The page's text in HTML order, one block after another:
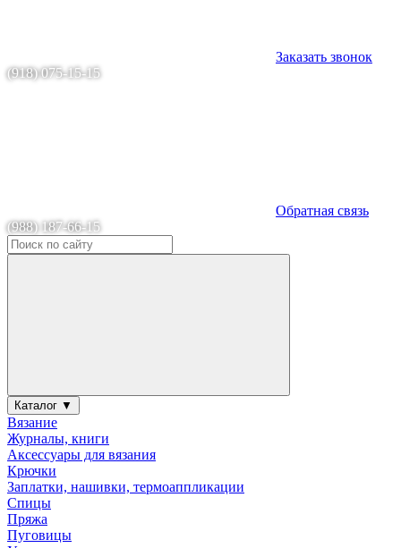
Заказать звонок
(918) 075-15-15
Обратная связь
(988) 187-66-15
Каталог ▼
Вязание
Журналы, книги
Аксессуары для вязания
Крючки
Заплатки, нашивки, термоаппликации
Спицы
Пряжа
Пуговицы